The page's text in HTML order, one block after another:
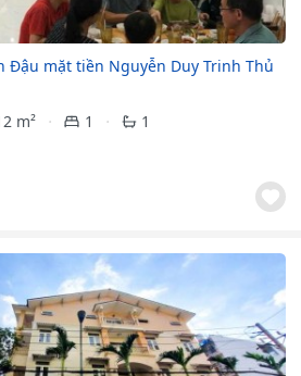
Đậu mặt tiền Nguyễn Duy Trinh Thủ
m² 1
1